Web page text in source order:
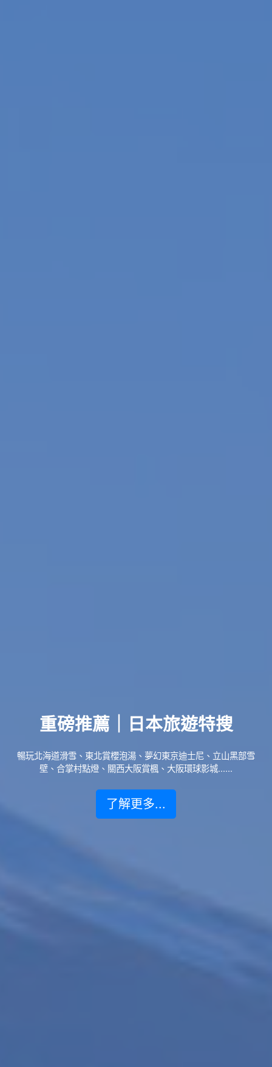
重磅推薦｜日本旅遊特搜
暢玩北海道滑雪、東北賞櫻泡湯、夢幻東京迪士尼、立山黑部雪
壁、合掌村點燈、關西大阪賞楓、大阪環球影城......
了解更多...